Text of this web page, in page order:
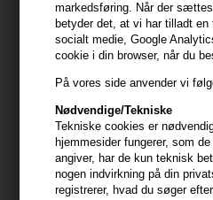
markedsføring. Når der
betyder det, at vi har tilladt
socialt medie, Google
cookie i din browser, når du
På vores side anvender vi
Nødvendige/Tekniske
Tekniske cookies er
hjemmesider fungerer, som
angiver, har de kun teknisk
nogen indvirkning på din
registrerer, hvad du søger
- beskytter mod skader fra styling
Anvendelse
- Fordel en passende mængde
- Skyl grundigt
Størrelse: 970ml
Epiic Hair Care